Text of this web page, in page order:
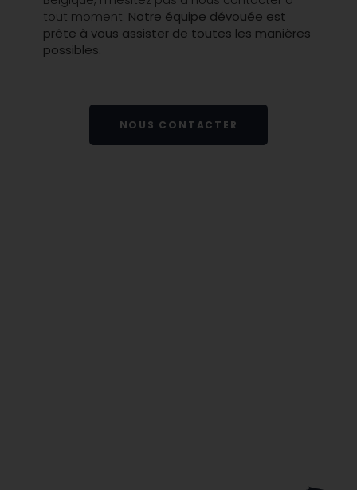
tout moment. Notre équipe dévouée est
prête à vous assister de toutes les manières
possibles.
NOUS CONTACTER